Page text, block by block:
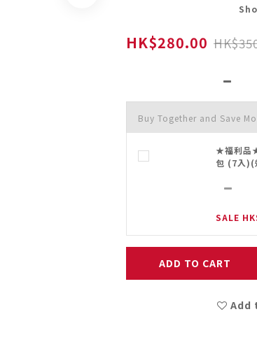
HK$280.00
Buy Together and Save
★福利品
包 (7入
SALE
ADD TO CART
Add